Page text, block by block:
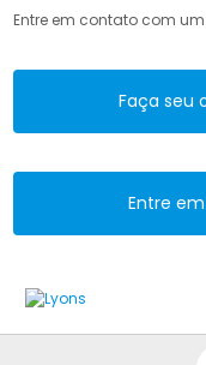
Entre em contato com
Faça seu
Entre